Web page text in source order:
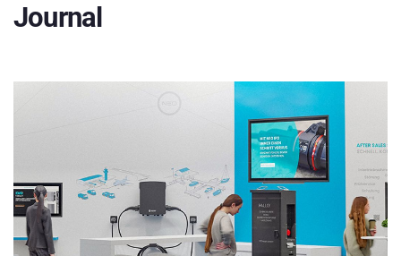
Journal